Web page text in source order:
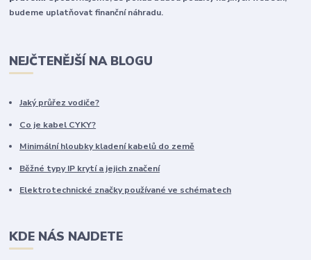
budeme uplatňovat finanční náhradu.
NEJČTENĚJŠÍ NA BLOGU
Jaký průřez vodiče?
Co je kabel CYKY?
Minimální hloubky kladení kabelů do země
Běžné typy IP krytí a jejich značení
Elektrotechnické značky používané ve schématech
KDE NÁS NAJDETE